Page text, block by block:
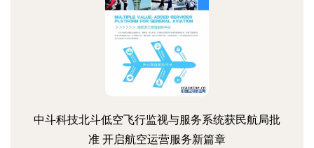
中斗科技北斗低空飞行监视与服务系统获民航局批
准 开启航空运营服务新篇章